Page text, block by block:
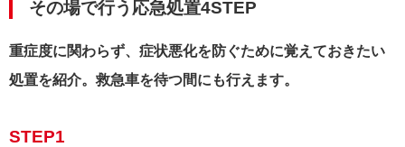
その場で行う応急処置4STEP
重症度に関わらず、症状悪化を防ぐために覚えておきたい
処置を紹介。救急車を待つ間にも行えます。
STEP1